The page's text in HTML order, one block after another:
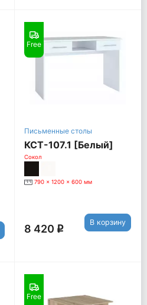
Free
Письменные столы
КСТ-107.1 [Белый]
Сокол
790 x 1200 x 600 мм
8 420 q
В корзину
Free